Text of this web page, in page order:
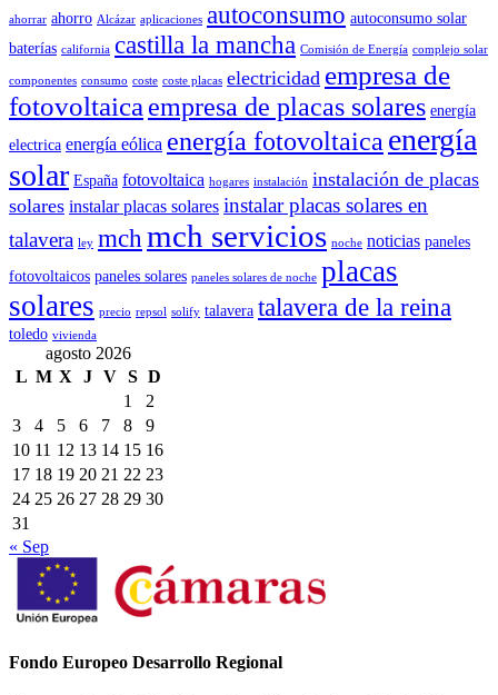
ahorrar ahorro Alcázar aplicaciones autoconsumo autoconsumo solar
baterías california castilla la mancha Comisión de Energía complejo solar
componentes consumo coste coste placas electricidad empresa de
fotovoltaica empresa de placas solares energía
electrica energía eólica energía fotovoltaica energía
solar España fotovoltaica hogares instalación instalación de placas
solares instalar placas solares instalar placas solares en
talavera ley mch mch servicios noche noticias paneles
fotovoltaicos paneles solares paneles solares de noche placas
solares precio repsol solify talavera talavera de la reina
toledo vivienda
agosto 2026
L M X J V S D
1
2
3
4 5 6 7 8
9
10 11 12 13 14 15 16
17 18 19 20 21 22 23
24 25 26 27 28 29 30
31
« Sep
Fondo Europeo Desarrollo Regional